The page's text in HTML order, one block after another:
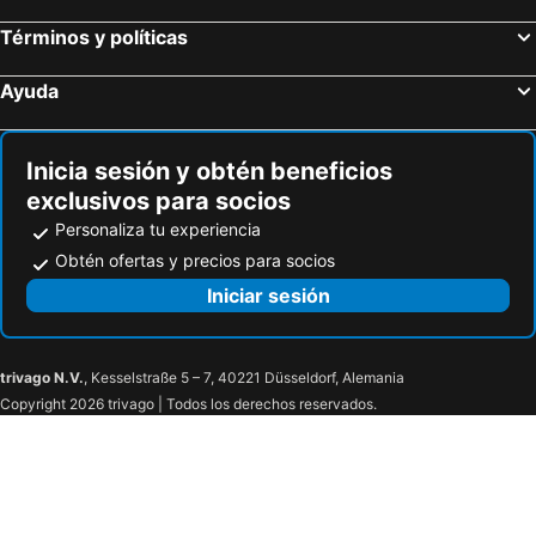
Términos y políticas
Ayuda
Inicia sesión y obtén beneficios
exclusivos para socios
Personaliza tu experiencia
Obtén ofertas y precios para socios
Iniciar sesión
trivago N.V., Kesselstraße 5 – 7, 40221 Düsseldorf, Alemania
Copyright 2026 trivago | Todos los derechos reservados.